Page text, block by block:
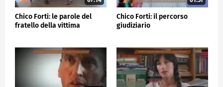
Chico Forti: le parole del
fratello della vittima
Chico Forti: il percorso
giudiziario